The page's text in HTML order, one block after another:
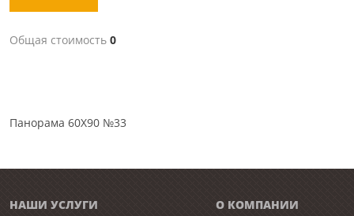
Общая стоимость 0
Панорама 60Х90 №33
НАШИ УСЛУГИ О КОМПАНИИ